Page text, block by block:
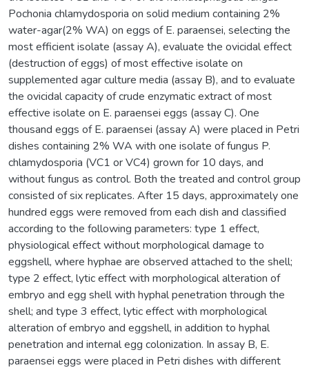
Pochonia chlamydosporia on solid medium containing 2%
water-agar(2% WA) on eggs of E. paraensei, selecting the
most efficient isolate (assay A), evaluate the ovicidal effect
(destruction of eggs) of most effective isolate on
supplemented agar culture media (assay B), and to evaluate
the ovicidal capacity of crude enzymatic extract of most
effective isolate on E. paraensei eggs (assay C). One
thousand eggs of E. paraensei (assay A) were placed in Petri
dishes containing 2% WA with one isolate of fungus P.
chlamydosporia (VC1 or VC4) grown for 10 days, and
without fungus as control. Both the treated and control group
consisted of six replicates. After 15 days, approximately one
hundred eggs were removed from each dish and classified
according to the following parameters: type 1 effect,
physiological effect without morphological damage to
eggshell, where hyphae are observed attached to the shell;
type 2 effect, lytic effect with morphological alteration of
embryo and egg shell with hyphal penetration through the
shell; and type 3 effect, lytic effect with morphological
alteration of embryo and eggshell, in addition to hyphal
penetration and internal egg colonization. In assay B, E.
paraensei eggs were placed in Petri dishes with different